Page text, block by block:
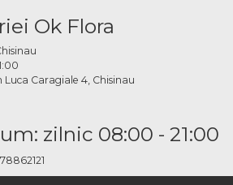
Ok Flora
Caragiale 4, Chisinau
zilnic 08:00 - 21:00